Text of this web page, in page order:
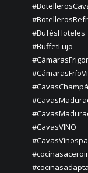
#BufésHoteles
#BuffetLujo
#CavasVINO